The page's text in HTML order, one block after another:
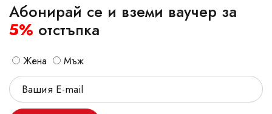
Абонирай се и вземи ваучер за
5% отстъпка
Жена Мъж